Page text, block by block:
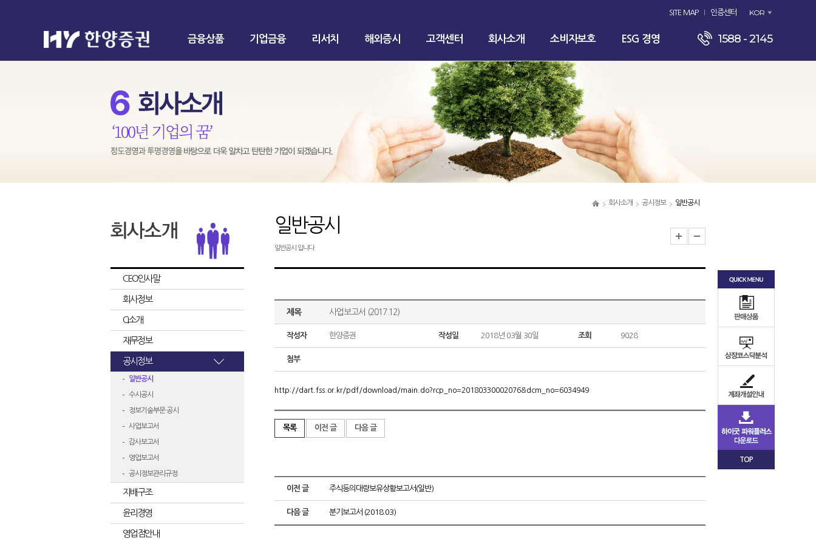
SITE MAP 인증센터 KOR
금융상품 기업금융 리서치 해외증시 고객센터 회사소개 소비자보호 ESG 경영 1588 - 2145
회사소개 공시정보 일반공시
CEO인사말
회사정보
CI소개
재무정보
공시정보
일반공시
수시공시
정보기술부문 공시
사업보고서
감사보고서
영업보고서
공시정보관리규정
지배구조
윤리경영
영업점안내
일반공시
일반공시 입니다.
제목 사업보고서 (2017.12)
작성자 한양증권 작성일 2018년 03월 30일 조회 9028
첨부
http://dart.fss.or.kr/pdf/download/main.do?rcp_no=20180330002076&dcm_no=6034949
목록 이전 글 다음 글
이전 글 주식등의대량보유상황보고서(일반)
다음 글 분기보고서 (2018.03)
TOP